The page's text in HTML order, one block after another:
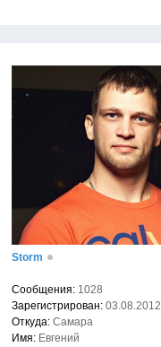
Storm
Сообщения: 1028
Зарегистрирован: 03.08.2012
Откуда: Самара
Имя: Евгений